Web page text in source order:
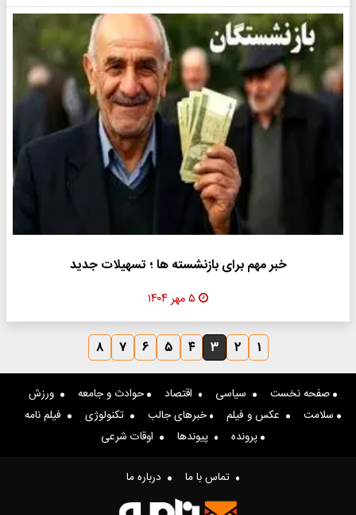
خبر مهم برای بازنشسته ها ؛ تسهیلات جدید
۵ مهر ۱۴۰۴
۱ ۲ ۳ ۴ ۵ ۶ ۷ ۸
صفحه نخست سیاسی اقتصاد حوادث و جامعه
ورزش
سلامت
عکس و فیلم خبرهای جالب تکنولوژی
فیلم نامه
پرونده
پیوندها اوقات شرعی
تماس با ما درباره ما